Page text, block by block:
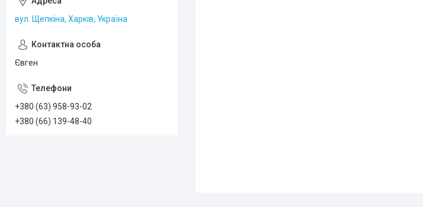
вул. Щепкіна, Харків, Україна
Євген
+380 (63) 958-93-02
+380 (66) 139-48-40